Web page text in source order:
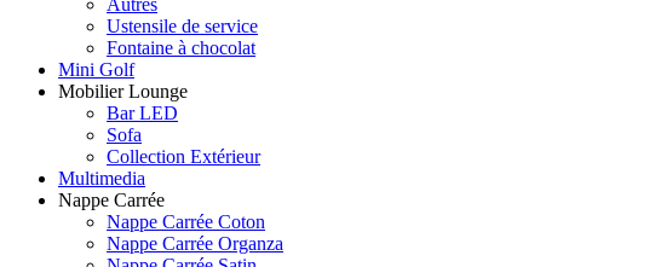
Autres
Ustensile de service
Fontaine à chocolat
Mini Golf
Mobilier Lounge
Bar LED
Sofa
Collection Extérieur
Multimedia
Nappe Carrée
Nappe Carrée Coton
Nappe Carrée Organza